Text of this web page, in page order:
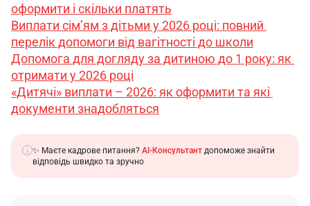
оформити і скільки платять
Виплати сім’ям з дітьми у 2026 році: повний
перелік допомоги від вагітності до школи
Допомога для догляду за дитиною до 1 року: як
отримати у 2026 році
«Дитячі» виплати – 2026: як оформити та які
документи знадобляться
✨ Маєте кадрове питання? AI-Консультант допоможе знайти
відповідь швидко та зручно